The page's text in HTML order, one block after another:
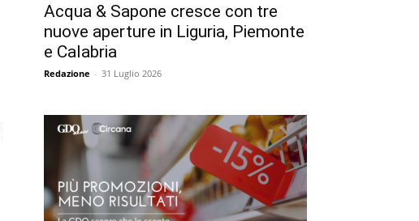
Acqua & Sapone cresce con tre
nuove aperture in Liguria, Piemonte
e Calabria
Redazione - 31 Luglio 2026